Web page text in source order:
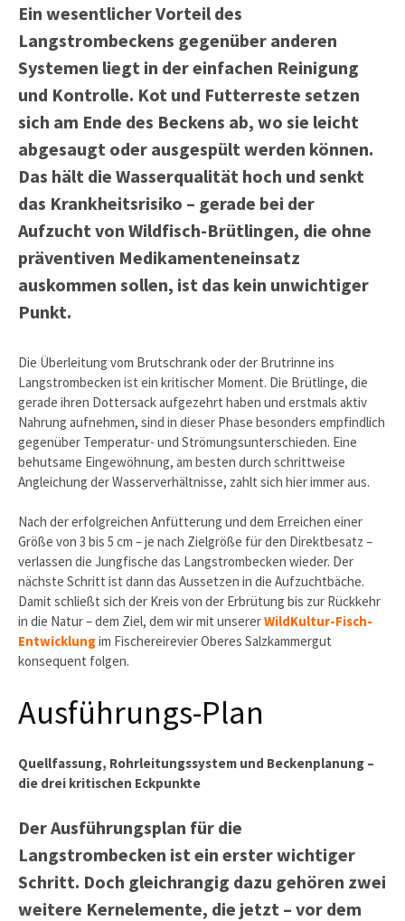
Ein wesentlicher Vorteil des
Langstrombeckens gegenüber anderen
Systemen liegt in der einfachen Reinigung
und Kontrolle. Kot und Futterreste setzen
sich am Ende des Beckens ab, wo sie leicht
abgesaugt oder ausgespült werden können.
Das hält die Wasserqualität hoch und senkt
das Krankheitsrisiko – gerade bei der
Aufzucht von Wildfisch-Brütlingen, die ohne
präventiven Medikamenteneinsatz
auskommen sollen, ist das kein unwichtiger
Punkt.
Die Überleitung vom Brutschrank oder der Brutrinne ins
Langstrombecken ist ein kritischer Moment. Die Brütlinge, die
gerade ihren Dottersack aufgezehrt haben und erstmals aktiv
Nahrung aufnehmen, sind in dieser Phase besonders empfindlich
gegenüber Temperatur- und Strömungsunterschieden. Eine
behutsame Eingewöhnung, am besten durch schrittweise
Angleichung der Wasserverhältnisse, zahlt sich hier immer aus.
Nach der erfolgreichen Anfütterung und dem Erreichen einer
Größe von 3 bis 5 cm – je nach Zielgröße für den Direktbesatz –
verlassen die Jungfische das Langstrombecken wieder. Der
nächste Schritt ist dann das Aussetzen in die Aufzuchtbäche.
Damit schließt sich der Kreis von der Erbrütung bis zur Rückkehr
in die Natur – dem Ziel, dem wir mit unsererWildKultur-Fisch-
Entwicklungim Fischereirevier Oberes Salzkammergut
konsequent folgen.
Ausführungs-Plan
Quellfassung, Rohrleitungssystem und Beckenplanung –
die drei kritischen Eckpunkte
Der Ausführungsplan für die
Langstrombecken ist ein erster wichtiger
Schritt. Doch gleichrangig dazu gehören zwei
weitere Kernelemente, die jetzt – vor dem